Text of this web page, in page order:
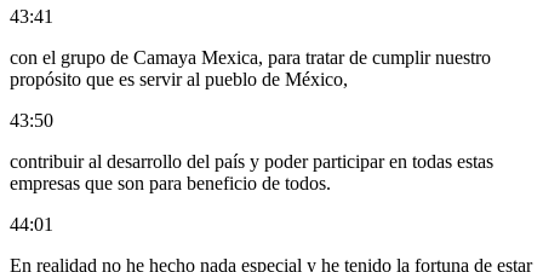
43:41
con el grupo de Camaya Mexica, para tratar de cumplir nuestro
propósito que es servir al pueblo de México,
43:50
contribuir al desarrollo del país y poder participar en todas estas
empresas que son para beneficio de todos.
44:01
En realidad no he hecho nada especial y he tenido la fortuna de estar